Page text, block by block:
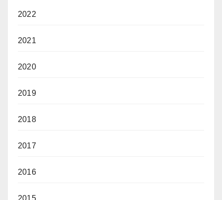
2022
2021
2020
2019
2018
2017
2016
2015